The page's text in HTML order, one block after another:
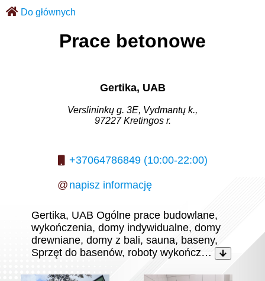
Do głównych
Prace betonowe
Gertika, UAB
Verslininkų g. 3E, Vydmantų k.,
97227 Kretingos r.
+37064786849 (10:00-22:00)
@ napisz informację
Gertika, UAB Ogólne prace budowlane,
wykończenia, domy indywidualne, domy
drewniane, domy z bali, sauna, baseny,
Sprzęt do basenów, roboty wykończ…